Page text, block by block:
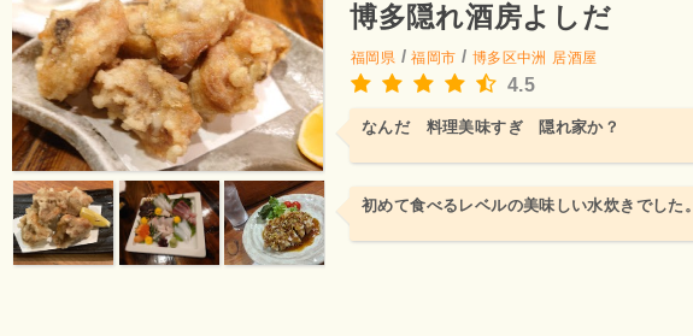
博多隠れ酒房よしだ
福岡県 /福岡市 / 博多区中洲 居酒屋
4.5
なんだ 料理美味すぎ 隠れ家か？
初めて食べるレベルの美味しい水炊きでした。